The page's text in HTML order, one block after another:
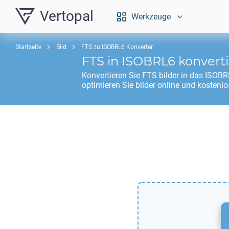
Vertopal Werkzeuge
Startseite Bild FTS zu ISOBRL6 Konverter
FTS in ISOBRL6
Konvertieren Sie FTS bilder in das
optimieren Sie bilder online und